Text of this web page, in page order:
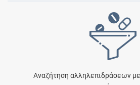
Αναζήτηση αλληλεπιδράσεων